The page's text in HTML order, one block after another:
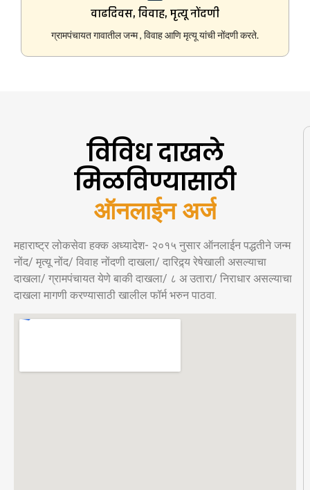
वाढदिवस, विवाह, मृत्यू नोंदणी
ग्रामपंचायत गावातील जन्म , विवाह आणि मृत्यू यांची नोंदणी करते.
विविध दाखले
मिळविण्यासाठी
ऑनलाईन अर्ज
महाराष्ट्र लोकसेवा हक्क अध्यादेश- २०१५ नुसार ऑनलाईन पद्धतीने जन्म
नोंद/ मृत्यू नोंद/ विवाह नोंदणी दाखला/ दारिद्र्य रेषेखाली असल्याचा
दाखला/ ग्रामपंचायत येणे बाकी दाखला/ ८ अ उतारा/ निराधार असल्याचा
दाखला मागणी करण्यासाठी खालील फॉर्म भरुन पाठवा.